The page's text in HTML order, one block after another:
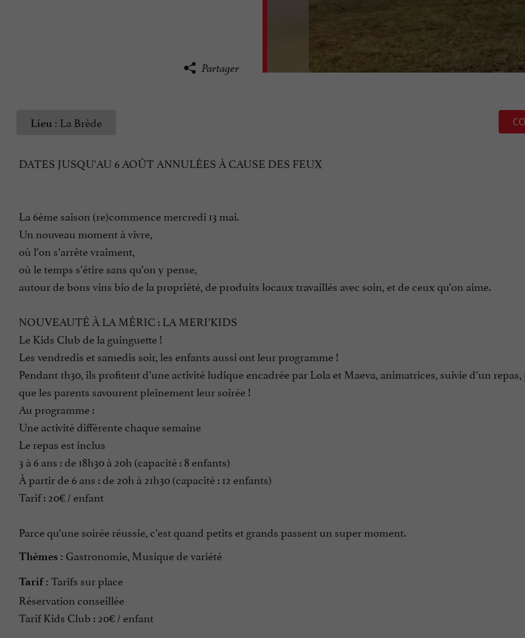
Partager
Lieu : La Brède
DATES JUSQU'AU 6 AOÛT ANNULÉES À CAUSE DES FEUX
La 6ème saison (re)commence mercredi 13 mai.
Un nouveau moment à vivre,
où l’on s’arrête vraiment,
où le temps s’étire sans qu’on y pense,
autour de bons vins bio de la propriété, de produits locaux travaillés avec soin, et de ceux qu’on aime.
NOUVEAUTÉ À LA MÉRIC : LA MERI’KIDS
Le Kids Club de la guinguette !
Les vendredis et samedis soir, les enfants aussi ont leur programme !
Pendant 1h30, ils profitent d’une activité ludique encadrée par Lola et Maeva, animatrices, suivie d’un
que les parents savourent pleinement leur soirée !
Au programme :
Une activité différente chaque semaine
Le repas est inclus
3 à 6 ans : de 18h30 à 20h (capacité : 8 enfants)
À partir de 6 ans : de 20h à 21h30 (capacité : 12 enfants)
Tarif : 20€ / enfant
Parce qu’une soirée réussie, c’est quand petits et grands passent un super moment.
Thèmes : Gastronomie, Musique de variété
Tarif : Tarifs sur place
Réservation conseillée
Tarif Kids Club : 20€ / enfant